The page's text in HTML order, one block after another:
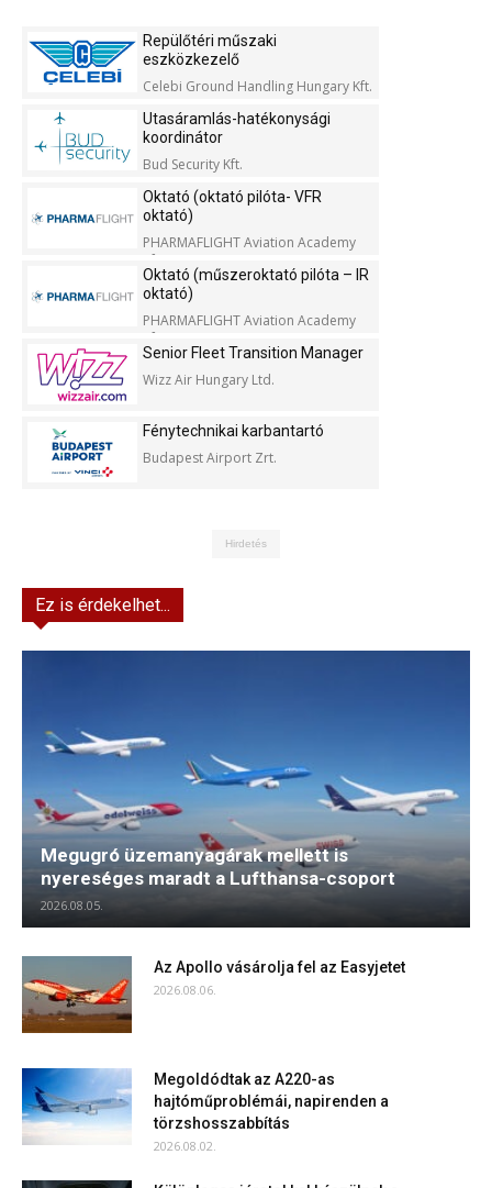
Repülőtéri műszaki
eszközkezelő
Celebi Ground Handling Hungary Kft.
Utasáramlás-hatékonysági
koordinátor
Bud Security Kft.
Oktató (oktató pilóta- VFR
oktató)
PHARMAFLIGHT Aviation Academy
Kft.
Oktató (műszeroktató pilóta – IR
oktató)
PHARMAFLIGHT Aviation Academy
Kft.
Senior Fleet Transition Manager
Wizz Air Hungary Ltd.
Fénytechnikai karbantartó
Budapest Airport Zrt.
Hirdetés
Ez is érdekelhet...
Megugró üzemanyagárak mellett is
nyereséges maradt a Lufthansa-csoport
2026.08.05.
Az Apollo vásárolja fel az Easyjetet
2026.08.06.
Megoldódtak az A220-as
hajtóműproblémái, napirenden a
törzshosszabbítás
2026.08.02.